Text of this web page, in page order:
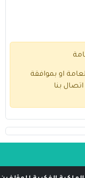
او بموافقة
اتصال بنا